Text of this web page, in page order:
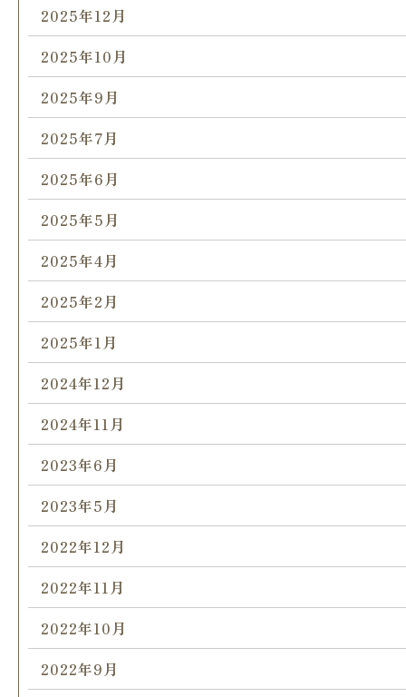
2025年12月
2025年10月
2025年9月
2025年7月
2025年6月
2025年5月
2025年4月
2025年2月
2025年1月
2024年12月
2024年11月
2023年6月
2023年5月
2022年12月
2022年11月
2022年10月
2022年9月